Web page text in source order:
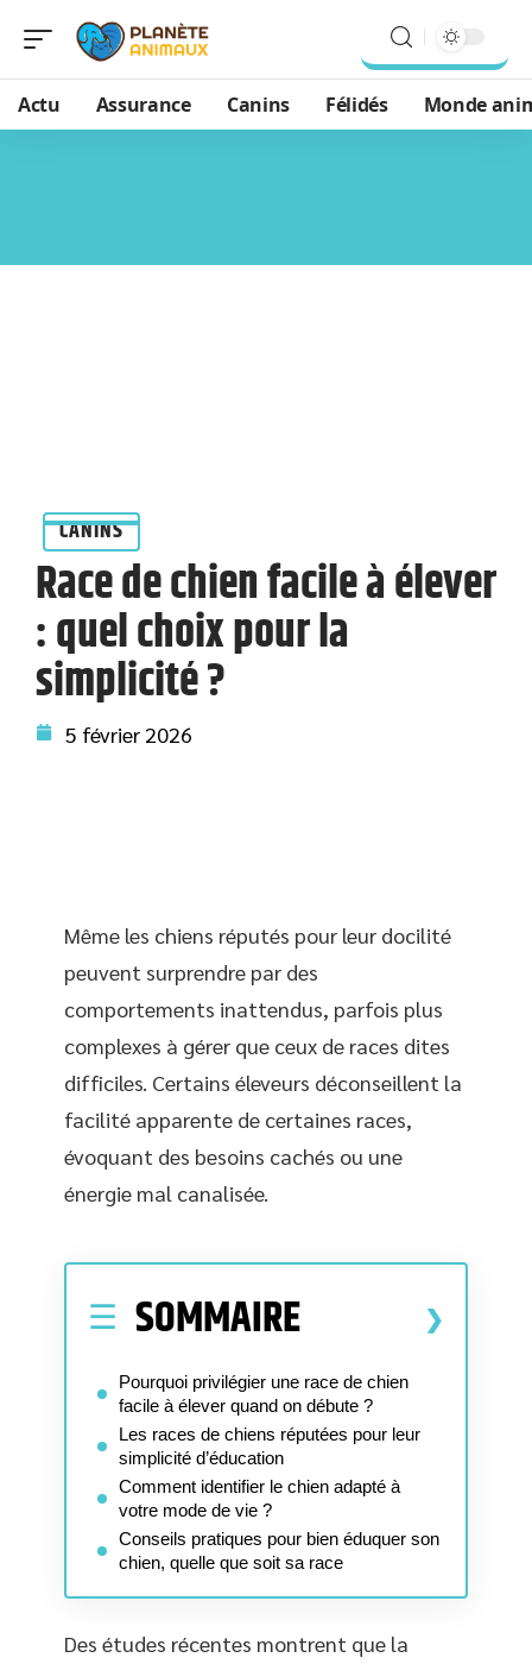
Actu Assurance Canins Félidés Monde
CANINS
Race de chien facile à élever
: quel choix pour la
simplicité ?
5 février 2026
Même les chiens réputés pour leur docilité
peuvent surprendre par des
comportements inattendus, parfois plus
complexes à gérer que ceux de races dites
difficiles. Certains éleveurs déconseillent la
facilité apparente de certaines races,
évoquant des besoins cachés ou une
énergie mal canalisée.
SOMMAIRE
Pourquoi privilégier une race de chien
facile à élever quand on débute ?
Les races de chiens réputées pour leur
simplicité d’éducation
Comment identifier le chien adapté à
votre mode de vie ?
Conseils pratiques pour bien éduquer son
chien, quelle que soit sa race
Des études récentes montrent que la